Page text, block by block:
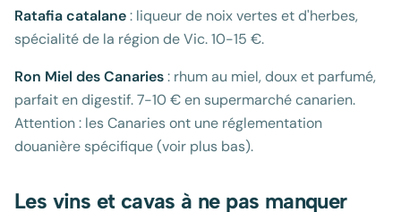
Ratafia catalane: liqueur de noix vertes et d'herbes,
spécialité de la région de Vic. 10-15 €.
Ron Miel des Canaries: rhum au miel, doux et parfumé,
parfait en digestif. 7-10 € en supermarché canarien.
Attention : les Canaries ont une réglementation
douanière spécifique (voir plus bas).
Les vins et cavas à ne pas manquer